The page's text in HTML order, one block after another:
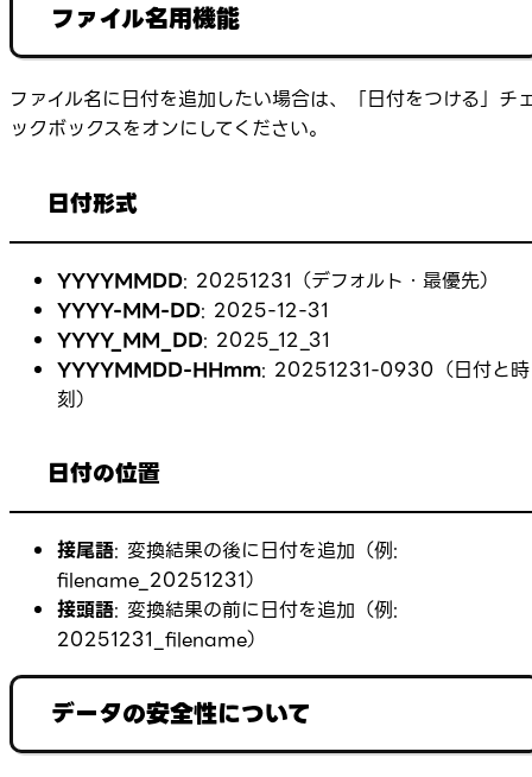
ファイル名用機能
ファイル名に日付を追加したい場合は、「日付をつける」チ
ックボックスをオンにしてください。
日付形式
YYYYMMDD: 20251231 （デフォルト・最優先）
YYYY-MM-DD: 2025-12-31
YYYY_MM_DD: 2025_12_31
YYYYMMDD-HHmm: 20251231-0930 （日付と時
刻）
日付の位置
接尾語: 変換結果の後に日付を追加（例:
filename_20251231）
接頭語: 変換結果の前に日付を追加（例:
20251231_filename）
データの安全性について